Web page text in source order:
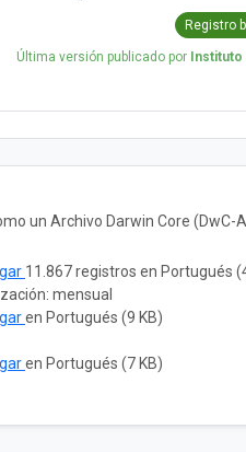
Registro
Última versión publicado por Instituto
un Archivo Darwin Core (DwC-
11.867 registros en Portugués
mensual
en Portugués (9 KB)
en Portugués (7 KB)